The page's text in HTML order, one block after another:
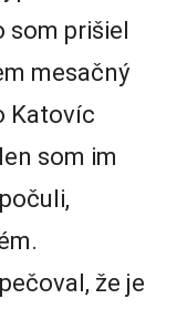
som prišiel
mesačný
Katovíc
som im
že je